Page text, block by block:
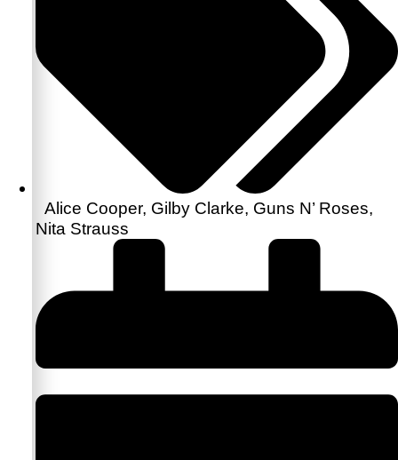
Alice Cooper, Gilby Clarke, Guns N’ Roses,
Nita Strauss